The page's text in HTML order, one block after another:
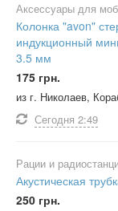
Аксессуары для
Колонка "avon"
индукционный
3.5 мм
175 грн.
из г. Николаев,
Сегодня 2:49
Рации и
Акустическая
250 грн.